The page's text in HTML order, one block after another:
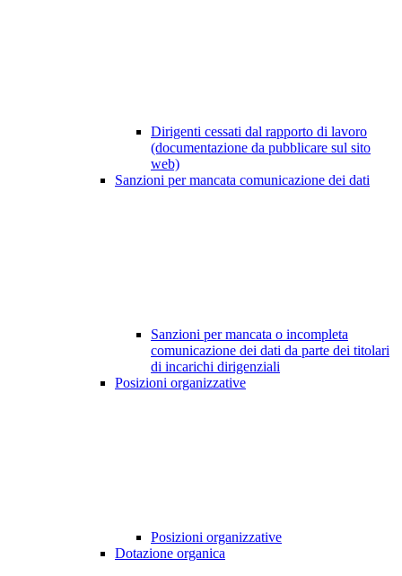
Dirigenti cessati dal rapporto di lavoro
(documentazione da pubblicare sul sito
web)
Sanzioni per mancata comunicazione dei dati
Sanzioni per mancata o incompleta
comunicazione dei dati da parte dei titolari
di incarichi dirigenziali
Posizioni organizzative
Posizioni organizzative
Dotazione organica